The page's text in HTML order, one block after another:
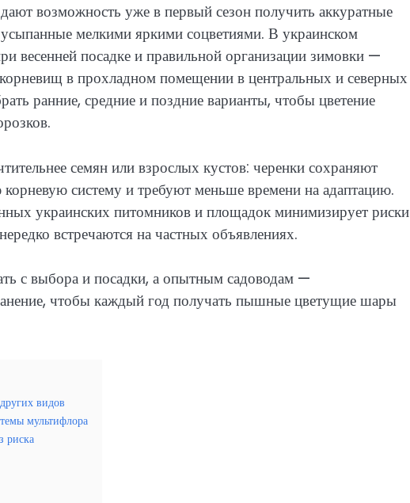
возможность уже в первый сезон получить аккуратные
мелкими яркими соцветиями. В украинском
весенней посадке и правильной организации зимовки —
в прохладном помещении в центральных и северных
ранние, средние и поздние варианты, чтобы цветение
семян или взрослых кустов: черенки сохраняют
систему и требуют меньше времени на адаптацию.
украинских питомников и площадок минимизирует риски
встречаются на частных объявлениях.
с выбора и посадки, а опытным садоводам —
чтобы каждый год получать пышные цветущие шары
видов
мультифлора
риска